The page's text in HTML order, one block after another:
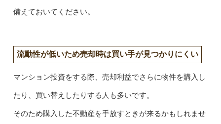
備えておいてください。
流動性が低いため売却時は買い手が見つかりにくい
マンション投資をする際、売却利益でさらに物件を購入し
たり、買い替えしたりする人も多いです。
そのため購入した不動産を手放すときが来るかもしれませ